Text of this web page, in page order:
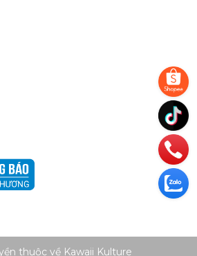
thuộc về Kawaii Kulture